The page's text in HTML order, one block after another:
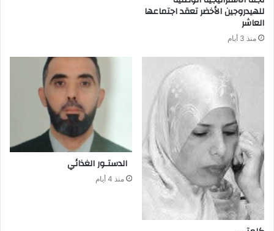
للهيدروجين الأخضر تعقد اجتماعها
العاشر
منذ 3 أيام
منذ 4 أيام